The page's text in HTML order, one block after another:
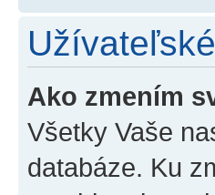
Ako zmením
Všetky Vaše
databáze. Ku